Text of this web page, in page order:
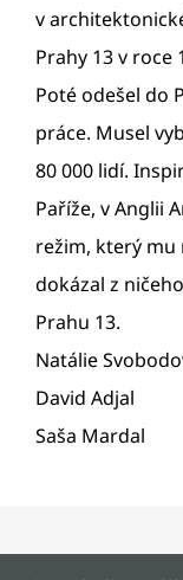
v
Prahy 13 v roce
Poté odešel do
práce. Musel
80 000 lidí.
Paříže, v Anglii
režim, který mu
dokázal z
Prahu 13.
Natálie
David Adjal
Saša Mardal